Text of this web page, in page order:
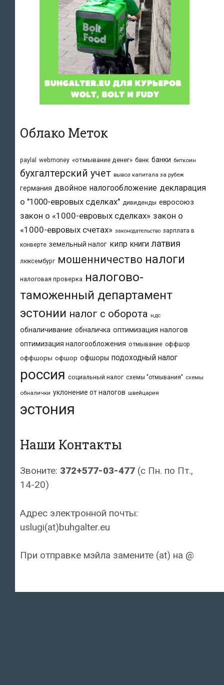
Облако Меток
paylal webmoney «отмывание денег» банк банки биткоин
бухгалтерский учет вывоз капитала за рубеж
германия двойное налогообложение декларация
о "1000-евровых сделках" дивиденды евросоюз
закон о «1000-евровых сделках» закон о
«1000-евровых счетах» законодательство зарплата в
конверте земельный налог кипр книги латвия
люксембург мошенничество налоги
налоговая проверка налогово-
таможенный департамент
эстонии налог с оборота ндс
обналичивание обналичка оптимизация налогов
оптимизация налогообложения отмывание оффшор
оффшоры офшор офшоры подоходный налог
россия социальный налог схемы "отмывания" схемы
обналички уклонение от налогов швейцария
эстония
Наши Контакты
Звоните: 372+577-03-477 (с Пн. по Пт.,
14-20)
Адрес электронной почты:
uslugi(at)buhgalter.eu
При отправке мэйла замените (at) на @